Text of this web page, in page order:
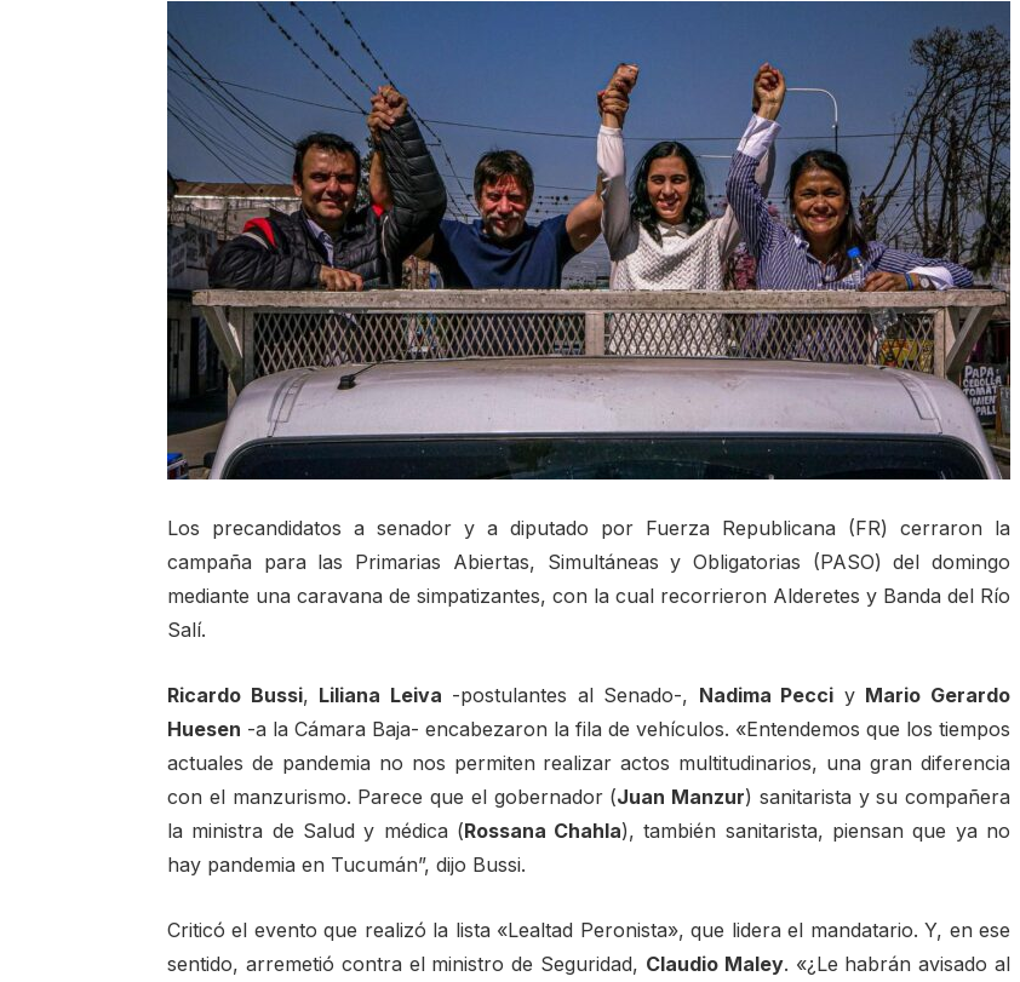
Los precandidatos a senador y a diputado por Fuerza Republicana (FR) cerraron la
campaña para las Primarias Abiertas, Simultáneas y Obligatorias (PASO) del domingo
mediante una caravana de simpatizantes, con la cual recorrieron Alderetes y Banda del Río
Salí.
Ricardo Bussi, Liliana Leiva -postulantes al Senado-, Nadima Pecci y Mario Gerardo
Huesen -a la Cámara Baja- encabezaron la fila de vehículos. «Entendemos que los tiempos
actuales de pandemia no nos permiten realizar actos multitudinarios, una gran diferencia
con el manzurismo. Parece que el gobernador (Juan Manzur) sanitarista y su compañera
la ministra de Salud y médica (Rossana Chahla), también sanitarista, piensan que ya no
hay pandemia en Tucumán”, dijo Bussi.
Criticó el evento que realizó la lista «Lealtad Peronista», que lidera el mandatario. Y, en ese
sentido, arremetió contra el ministro de Seguridad, Claudio Maley. «¿Le habrán avisado al